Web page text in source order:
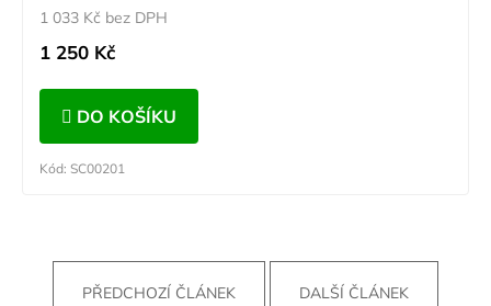
1 033 Kč bez DPH
1 250 Kč
DO KOŠÍKU
Kód: SC00201
PŘEDCHOZÍ ČLÁNEK DALŠÍ ČLÁNEK